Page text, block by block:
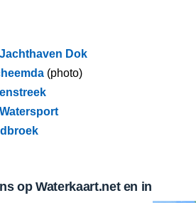
Dok
(photo)
op Waterkaart.net en in